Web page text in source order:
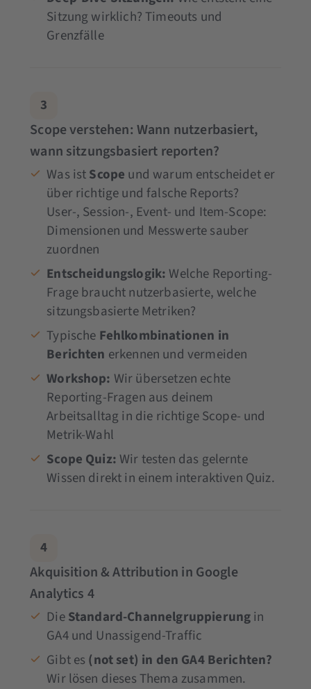
Sitzung wirklich? Timeouts und
Grenzfälle
3
Scope verstehen: Wann nutzerbasiert,
wann sitzungsbasiert reporten?
Was istScope und warum entscheidet er
über richtige und falsche Reports?
User-, Session-, Event- und Item-Scope:
Dimensionen und Messwerte sauber
zuordnen
Entscheidungslogik:Welche Reporting-
Frage braucht nutzerbasierte, welche
sitzungsbasierte Metriken?
Typische Fehlkombinationen in
Berichten erkennen und vermeiden
Workshop: Wir übersetzen echte
Reporting-Fragen aus deinem
Arbeitsalltag in die richtige Scope- und
Metrik-Wahl
Scope Quiz:Wir testen das gelernte
Wissen direkt in einem interaktiven Quiz.
4
Akquisition & Attribution in Google
Analytics 4
DieStandard-Channelgruppierungin
GA4 und Unassigend-Traffic
Gibt es (not set) in den GA4 Berichten?
Wir lösen dieses Thema zusammen.